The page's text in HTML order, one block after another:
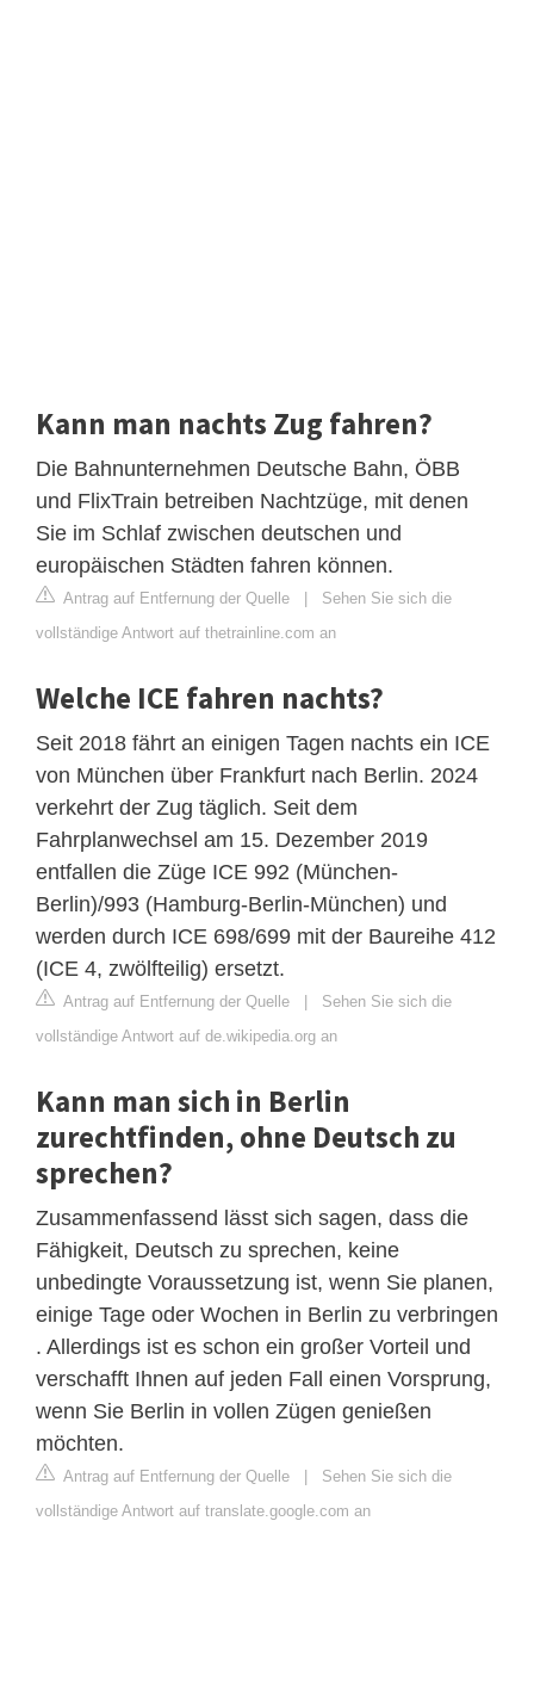
Kann man nachts Zug fahren?
Die Bahnunternehmen Deutsche Bahn, ÖBB
und FlixTrain betreiben Nachtzüge, mit denen
Sie im Schlaf zwischen deutschen und
europäischen Städten fahren können.
Antrag auf Entfernung der Quelle | Sehen Sie sich die
vollständige Antwort auf thetrainline.com an
Welche ICE fahren nachts?
Seit 2018 fährt an einigen Tagen nachts ein ICE
von München über Frankfurt nach Berlin. 2024
verkehrt der Zug täglich. Seit dem
Fahrplanwechsel am 15. Dezember 2019
entfallen die Züge ICE 992 (München-
Berlin)/993 (Hamburg-Berlin-München) und
werden durch ICE 698/699 mit der Baureihe 412
(ICE 4, zwölfteilig) ersetzt.
Antrag auf Entfernung der Quelle | Sehen Sie sich die
vollständige Antwort auf de.wikipedia.org an
Kann man sich in Berlin
zurechtfinden, ohne Deutsch zu
sprechen?
Zusammenfassend lässt sich sagen, dass die
Fähigkeit, Deutsch zu sprechen, keine
unbedingte Voraussetzung ist, wenn Sie planen,
einige Tage oder Wochen in Berlin zu verbringen
. Allerdings ist es schon ein großer Vorteil und
verschafft Ihnen auf jeden Fall einen Vorsprung,
wenn Sie Berlin in vollen Zügen genießen
möchten.
Antrag auf Entfernung der Quelle | Sehen Sie sich die
vollständige Antwort auf translate.google.com an